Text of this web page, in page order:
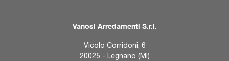
Vanosi Arredamenti S.r.l.
Vicolo Corridoni, 6
20025 - Legnano (MI)